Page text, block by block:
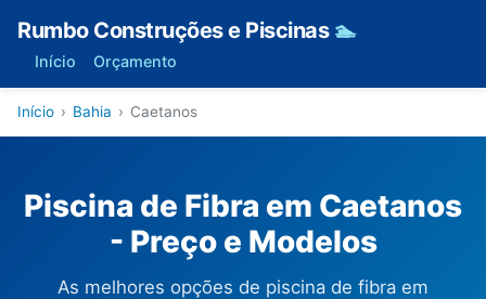
Rumbo Construções e Piscinas 🏊
Início Orçamento
Início › Bahia › Caetanos
Piscina de Fibra em Caetanos
- Preço e Modelos
As melhores opções de piscina de fibra em